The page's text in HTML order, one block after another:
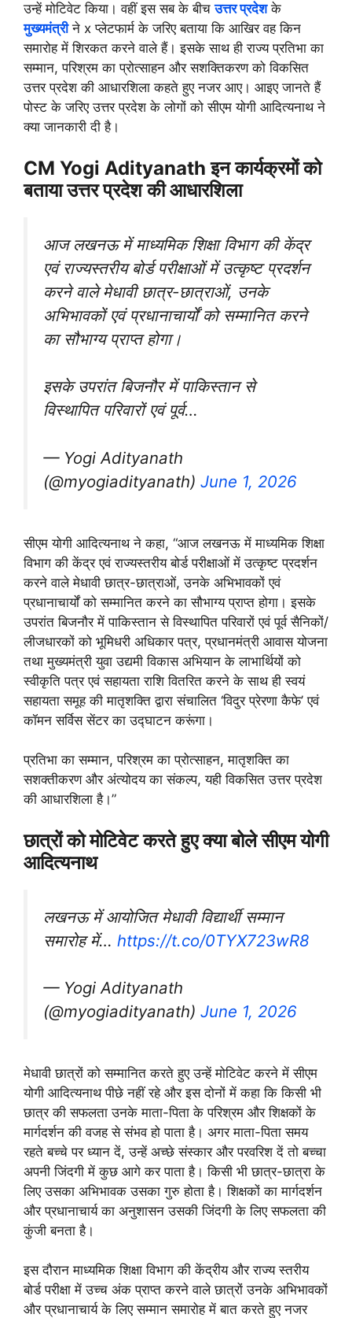
उन्हें मोटिवेट किया। वहीं इस सब के बीचउत्तर प्रदेशके
मुख्यमंत्री ने x प्लेटफार्म के जरिए बताया कि आखिर वह किन
समारोह में शिरकत करने वाले हैं। इसके साथ ही राज्य प्रतिभा का
सम्मान, परिश्रम का प्रोत्साहन और सशक्तिकरण को विकसित
उत्तर प्रदेश की आधारशिला कहते हुए नजर आए। आइए जानते हैं
पोस्ट के जरिए उत्तर प्रदेश के लोगों को सीएम योगी आदित्यनाथ ने
क्या जानकारी दी है।
CM Yogi Adityanath इन कार्यक्रमों को
बताया उत्तर प्रदेश की आधारशिला
आज लखनऊ में माध्यमिक शिक्षा विभाग की केंद्र
एवं राज्यस्तरीय बोर्ड परीक्षाओं में उत्कृष्ट प्रदर्शन
करने वाले मेधावी छात्र-छात्राओं, उनके
अभिभावकों एवं प्रधानाचार्यों को सम्मानित करने
का सौभाग्य प्राप्त होगा।
इसके उपरांत बिजनौर में पाकिस्तान से
विस्थापित परिवारों एवं पूर्व…
— Yogi Adityanath
(@myogiadityanath) June 1, 2026
सीएम योगी आदित्यनाथ ने कहा, “आज लखनऊ में माध्यमिक शिक्षा
विभाग की केंद्र एवं राज्यस्तरीय बोर्ड परीक्षाओं में उत्कृष्ट प्रदर्शन
करने वाले मेधावी छात्र-छात्राओं, उनके अभिभावकों एवं
प्रधानाचार्यों को सम्मानित करने का सौभाग्य प्राप्त होगा। इसके
उपरांत बिजनौर में पाकिस्तान से विस्थापित परिवारों एवं पूर्व सैनिकों/
लीजधारकों को भूमिधरी अधिकार पत्र, प्रधानमंत्री आवास योजना
तथा मुख्यमंत्री युवा उद्यमी विकास अभियान के लाभार्थियों को
स्वीकृति पत्र एवं सहायता राशि वितरित करने के साथ ही स्वयं
सहायता समूह की मातृशक्ति द्वारा संचालित ‘विदुर प्रेरणा कैफे’ एवं
कॉमन सर्विस सेंटर का उद्घाटन करूंगा।
प्रतिभा का सम्मान, परिश्रम का प्रोत्साहन, मातृशक्ति का
सशक्तीकरण और अंत्योदय का संकल्प, यही विकसित उत्तर प्रदेश
की आधारशिला है।”
छात्रों को मोटिवेट करते हुए क्या बोले सीएम योगी
आदित्यनाथ
लखनऊ में आयोजित मेधावी विद्यार्थी सम्मान
समारोह में… https://t.co/0TYX723wR8
— Yogi Adityanath
(@myogiadityanath) June 1, 2026
मेधावी छात्रों को सम्मानित करते हुए उन्हें मोटिवेट करने में सीएम
योगी आदित्यनाथ पीछे नहीं रहे और इस दोनों में कहा कि किसी भी
छात्र की सफलता उनके माता-पिता के परिश्रम और शिक्षकों के
मार्गदर्शन की वजह से संभव हो पाता है। अगर माता-पिता समय
रहते बच्चे पर ध्यान दें, उन्हें अच्छे संस्कार और परवरिश दें तो बच्चा
अपनी जिंदगी में कुछ आगे कर पाता है। किसी भी छात्र-छात्रा के
लिए उसका अभिभावक उसका गुरु होता है। शिक्षकों का मार्गदर्शन
और प्रधानाचार्य का अनुशासन उसकी जिंदगी के लिए सफलता की
कुंजी बनता है।
इस दौरान माध्यमिक शिक्षा विभाग की केंद्रीय और राज्य स्तरीय
बोर्ड परीक्षा में उच्च अंक प्राप्त करने वाले छात्रों उनके अभिभावकों
और प्रधानाचार्य के लिए सम्मान समारोह में बात करते हुए नजर